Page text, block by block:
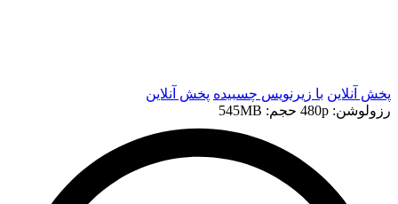
پخش آنلاین با زیرنویس چسبیده پخش آنلاین
رزولوشن: 480p
حجم: 545MB